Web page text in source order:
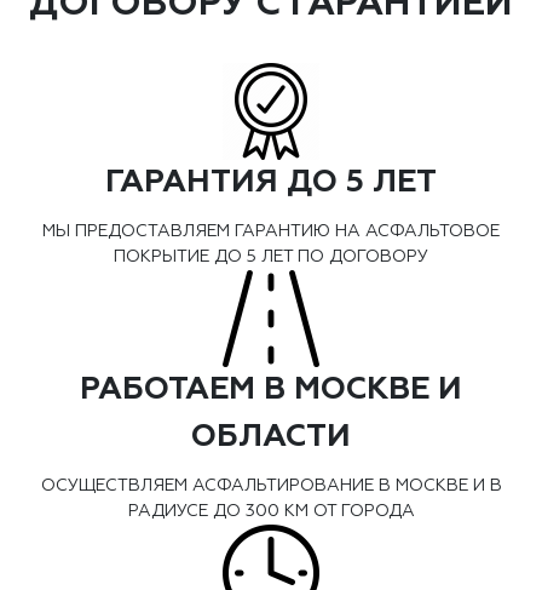
ГАРАНТИЯ ДО 5 ЛЕТ
МЫ ПРЕДОСТАВЛЯЕМ ГАРАНТИЮ НА АСФАЛЬТОВОЕ
ПОКРЫТИЕ ДО 5 ЛЕТ ПО ДОГОВОРУ
РАБОТАЕМ В МОСКВЕ И
ОБЛАСТИ
ОСУЩЕСТВЛЯЕМ АСФАЛЬТИРОВАНИЕ В МОСКВЕ И В
РАДИУСЕ ДО 300 КМ ОТ ГОРОДА